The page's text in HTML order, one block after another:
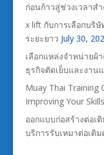
ก่อนก้าวสู่ช่วงเวลาส
x lift กับการเลือกบริ
ระยะยาว July 30,
เลือกแหล่งจำหน่ายผ้
ธุรกิจตัดเย็บและงาน
Muay Thai Training
Improving Your
ออกแบบก่อสร้างต่อเ
บริการรับเหมาต่อเติม